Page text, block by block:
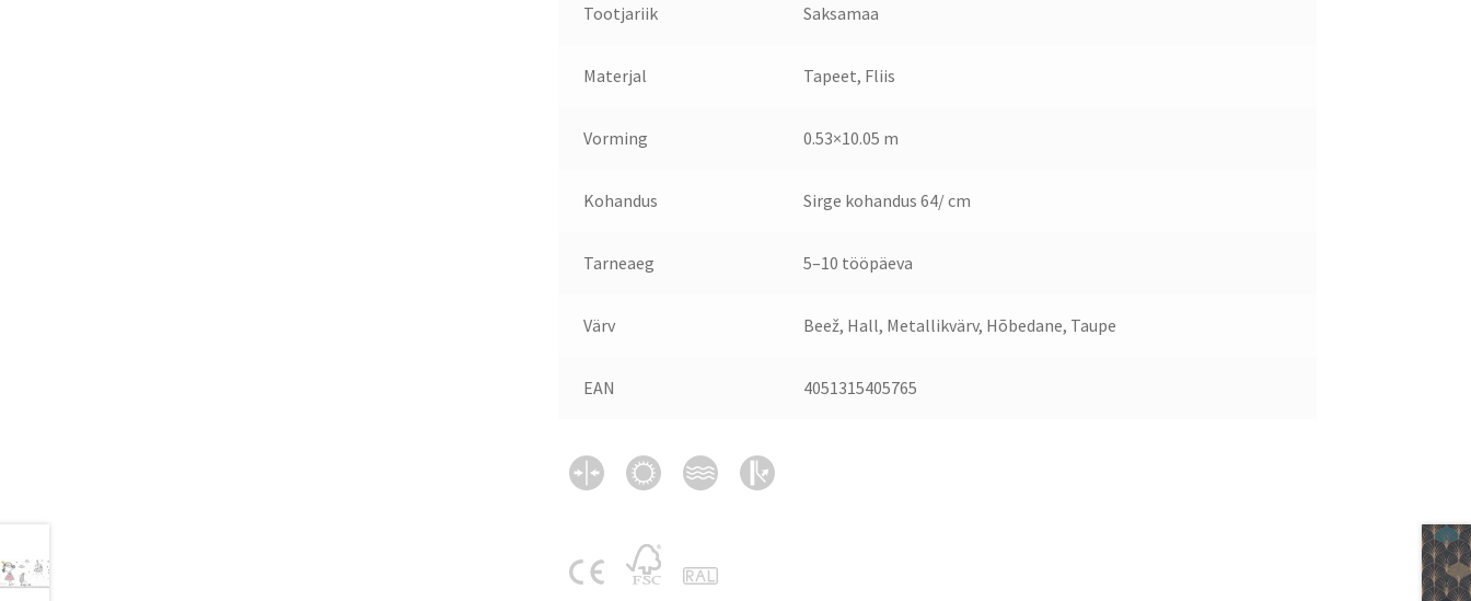
Tootjariik Saksamaa
Materjal Tapeet, Fliis
Vorming 0.53×10.05 m
Kohandus Sirge kohandus 64/ cm
Tarneaeg 5–10 tööpäeva
Värv Beež, Hall, Metallikvärv, Hõbedane, Taupe
EAN 4051315405765